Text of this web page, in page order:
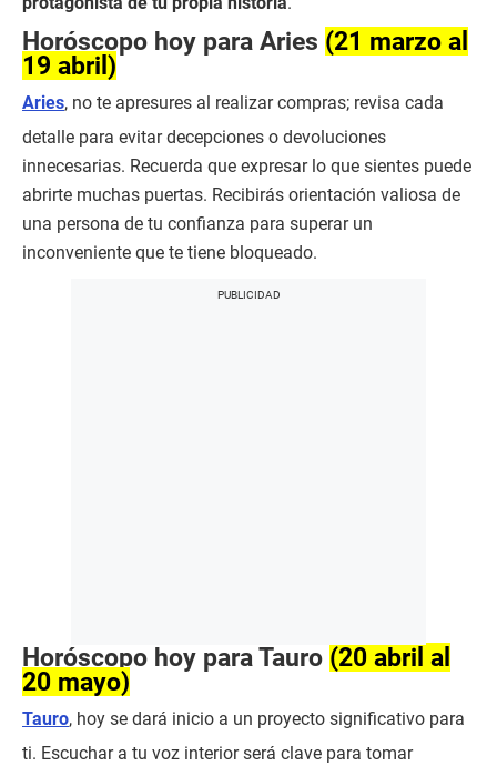
Horóscopo hoy para Aries (21 marzo al
19 abril)
Aries, no te apresures al realizar compras; revisa cada
detalle para evitar decepciones o devoluciones
innecesarias. Recuerda que expresar lo que sientes puede
abrirte muchas puertas. Recibirás orientación valiosa de
una persona de tu confianza para superar un
inconveniente que te tiene bloqueado.
Horóscopo hoy para Tauro (20 abril al
20 mayo)
Tauro, hoy se dará inicio a un proyecto significativo para
ti. Escuchar a tu voz interior será clave para tomar